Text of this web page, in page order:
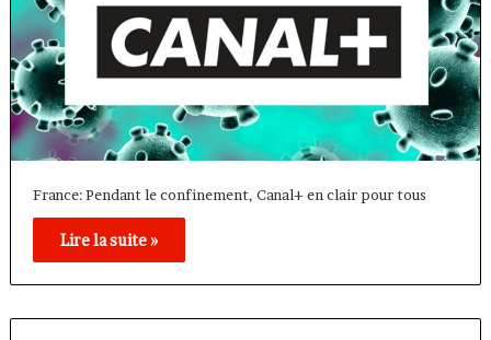
France: Pendant le confinement, Canal+ en clair pour tous
Lire la suite »